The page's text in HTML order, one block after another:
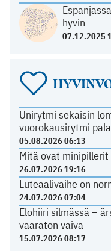
hyvin
07.12.2025
Unirytmi sekaisin
vuorokausirytmi
05.08.2026 06:13
Mitä ovat
26.07.2026 19:16
Luteaalivaihe on
24.07.2026 07:04
Elohiiri silmässä –
vaaraton vaiva
15.07.2026 08:17